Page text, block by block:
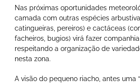
Nas próximas oportunidades
camada com outras espécies
catingueiras, pereiros) e cactáceas
facheiros, bugios) virá fazer
respeitando a organização de
nesta zona.
A visão do pequeno riacho, antes uma